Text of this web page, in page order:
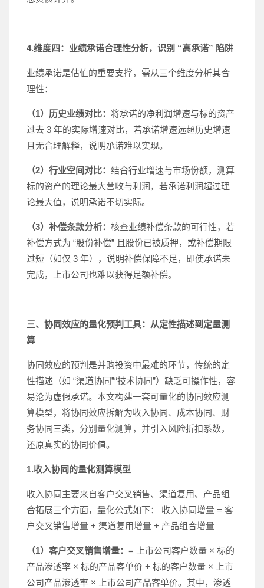
4.维度四：业绩承诺合理性分析，识别 “高承诺” 陷阱
业绩承诺是估值的重要支撑，需从三个维度分析其合
理性：
（1）历史业绩对比： 将承诺的净利润增速与标的资产
过去 3 年的实际增速对比，若承诺增速远超历史增速
且无合理解释，说明承诺难以实现。
（2）行业空间对比： 结合行业增速与市场份额，测算
标的资产的理论最大营收与利润，若承诺利润超过理
论最大值，说明承诺不切实际。
（3）补偿条款分析： 核查业绩补偿条款的可行性，若
补偿方式为 “股份补偿” 且股份已被质押，或补偿期限
过短（如仅 3 年），说明补偿保障不足，即使承诺未
完成，上市公司也难以获得足额补偿。
三、协同效应的量化预判工具：从定性描述到定量测
算
协同效应的预判是并购投资中最难的环节，传统的定
性描述（如 “渠道协同”“技术协同”）缺乏可操作性，容
易沦为虚假承诺。本文构建一套可量化的协同效应测
算模型，将协同效应拆解为收入协同、成本协同、财
务协同三类，分别量化测算，并引入风险折扣系数，
还原真实的协同价值。
1.收入协同的量化测算模型
收入协同主要来自客户交叉销售、渠道复用、产品组
合拓展三个方面，量化公式如下： 收入协同增量 = 客
户交叉销售增量 + 渠道复用增量 + 产品组合增量
（1）客户交叉销售增量： = 上市公司客户数量 × 标的
产品渗透率 × 标的产品客单价 + 标的客户数量 × 上市
公司产品渗透率 × 上市公司产品客单价。其中，渗透